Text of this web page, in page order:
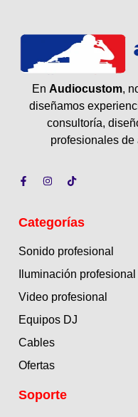
En Audiocustom,
diseñamos
consultoría,
profesionales
Categorías
Sonido profesional
Iluminación profesional
Video profesional
Equipos DJ
Cables
Ofertas
Soporte